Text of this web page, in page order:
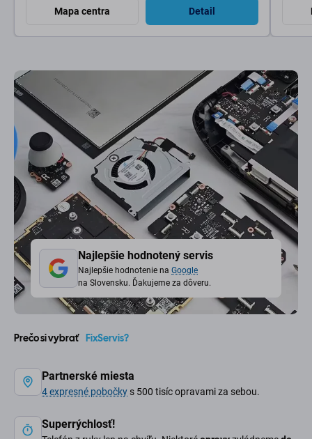
Mapa centra Detail
Najlepšie hodnotený servis
Najlepšie hodnotenie na Google
na Slovensku. Ďakujeme za dôveru.
Prečo si vybrať FixServis?
Partnerské miesta
4 expresné pobočky s 500 tisíc opravami za sebou.
Superrýchlosť!